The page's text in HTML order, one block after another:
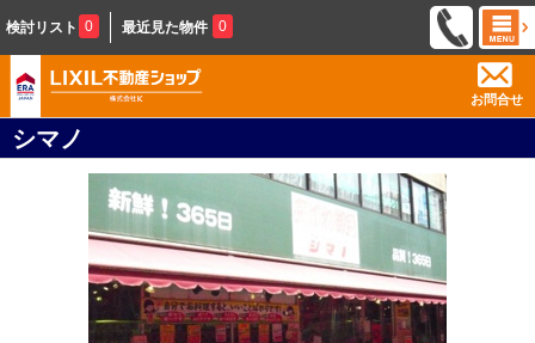
検討リスト 0 最近見た物件 0
お問合せ
シマノ